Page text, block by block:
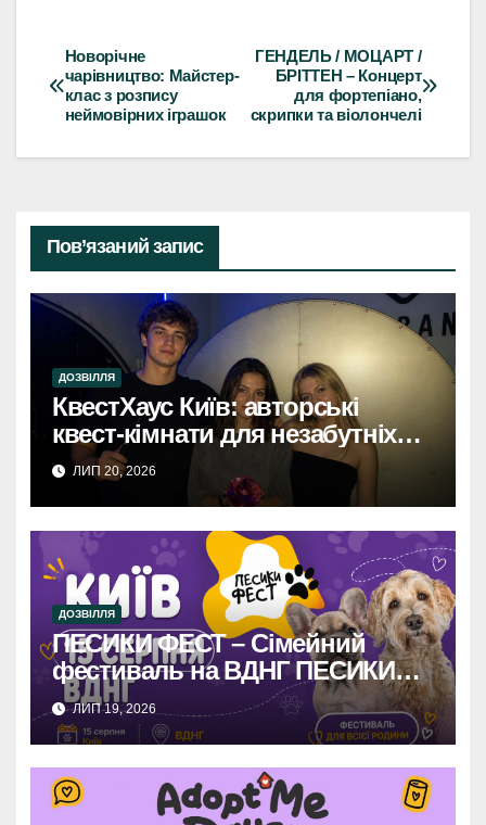
Навігація
записів
ГЕНДЕЛЬ / МОЦАРТ /
БРІТТЕН – Концерт
для фортепіано,
скрипки та віолончелі
Новорічне
чарівництво: Майстер-
клас з розпису
неймовірних іграшок
Пов’язаний запис
ДОЗВІЛЛЯ
КвестХаус Київ: авторські
квест-кімнати для незабутніх
вражень
ЛИП 20, 2026
ДОЗВІЛЛЯ
ПЕСИКИ ФЕСТ – Сімейний
фестиваль на ВДНГ ПЕСИКИ
ФЕСТ: Сімейне свято на ВДНГ –
розваги, фудкорти, конкурси та
море позитиву для вас і
чотирилапих друзів!
ЛИП 19, 2026